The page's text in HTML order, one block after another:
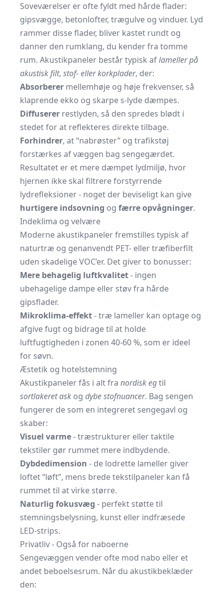
Soveværelser er ofte fyldt med hårde flader:
gipsvægge, betonlofter, trægulve og vinduer. Lyd
rammer disse flader, bliver kastet rundt og
danner den rumklang, du kender fra tomme
rum. Akustikpaneler består typisk aflameller på
akustisk filt, stof- eller korkplader, der:
Absorberer mellemhøje og høje frekvenser, så
klaprende ekko og skarpe s-lyde dæmpes.
Diffuserer restlyden, så den spredes blødt i
stedet for at reflekteres direkte tilbage.
Forhindrer, at “nabrøster” og trafikstøj
forstærkes af væggen bag sengegærdet.
Resultatet er et mere dæmpet lydmiljø, hvor
hjernen ikke skal filtrere forstyrrende
lydrefleksioner - noget der beviseligt kan give
hurtigere indsovning og færre opvågninger.
Indeklima og velvære
Moderne akustikpaneler fremstilles typisk af
naturtræ og genanvendt PET- eller træfiberfilt
uden skadelige VOC’er. Det giver to bonusser:
Mere behagelig luftkvalitet- ingen
ubehagelige dampe eller støv fra hårde
gipsflader.
Mikroklima-effekt- træ lameller kan optage og
afgive fugt og bidrage til at holde
luftfugtigheden i zonen 40-60 %, som er ideel
for søvn.
Æstetik og hotelstemning
Akustikpaneler fås i alt fra nordisk egtil
sortlakeret ask og dybe stofnuancer. Bag sengen
fungerer de som en integreret sengegavl og
skaber:
Visuel varme- træstrukturer eller taktile
tekstiler gør rummet mere indbydende.
Dybdedimension - de lodrette lameller giver
loftet “løft”, mens brede tekstilpaneler kan få
rummet til at virke større.
Naturlig fokusvæg - perfekt støtte til
stemningsbelysning, kunst eller indfræsede
LED-strips.
Privatliv - Også for naboerne
Sengevæggen vender ofte mod nabo eller et
andet beboelsesrum. Når du akustikbeklæder
den: